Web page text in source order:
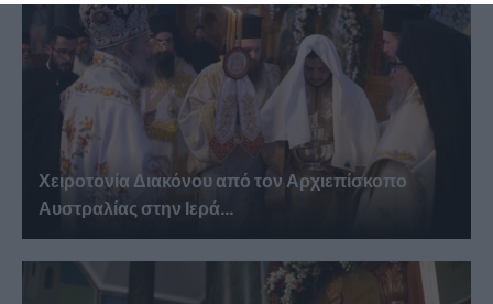
Χειροτονία Διακόνου από τον Αρχιεπίσκοπο
Αυστραλίας στην Ιερά...